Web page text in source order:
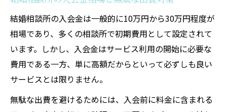
結婚相談所の入会金は一般的に10万円から30万円程度が
相場であり、多くの相談所で初期費用として設定されて
います。しかし、入会金はサービス利用の開始に必要な
費用である一方、単に高額だからといって必ずしも良い
サービスとは限りません。
無駄な出費を避けるためには、入会前に料金に含まれる